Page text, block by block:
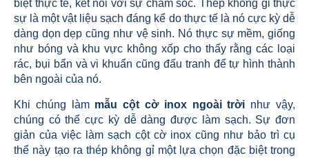
biệt thực tế, kết nối với sự chăm sóc. Thép không gỉ thực
sự là một vật liệu sạch đáng kể do thực tế là nó cực kỳ dễ
dàng dọn dẹp cũng như vệ sinh. Nó thực sự mềm, giống
như bóng và khu vực không xốp cho thấy rằng các loại
rác, bụi bẩn và vi khuẩn cũng đấu tranh để tự hình thành
bên ngoài của nó.
Khi chúng làm mẫu cột cờ inox ngoài trời như vậy,
chúng có thể cực kỳ dễ dàng được làm sạch. Sự đơn
giản của việc làm sạch cột cờ inox cũng như bảo trì cụ
thể này tạo ra thép không gỉ một lựa chọn đặc biệt trong